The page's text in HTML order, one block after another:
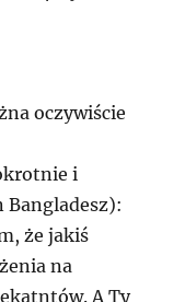
oczywiście
i
że jakiś
na
A Ty